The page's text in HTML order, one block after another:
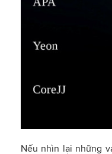
Nếu nhìn lại những